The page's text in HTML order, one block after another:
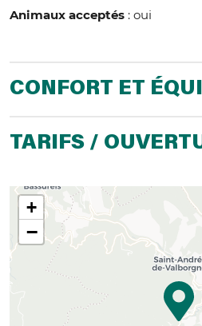
Animaux acceptés : oui
CONFORT ET
TARIFS /
+
−